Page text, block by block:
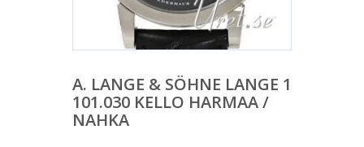
A. LANGE & SÖHNE LANGE 1
101.030 KELLO HARMAA /
NAHKA